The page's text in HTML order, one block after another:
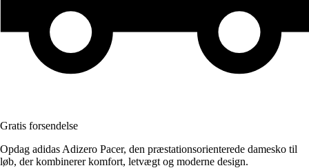
Gratis forsendelse
Opdag adidas Adizero Pacer, den præstationsorienterede damesko til
løb, der kombinerer komfort, letvægt og moderne design.